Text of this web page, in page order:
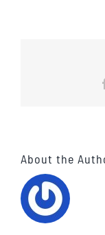
About the